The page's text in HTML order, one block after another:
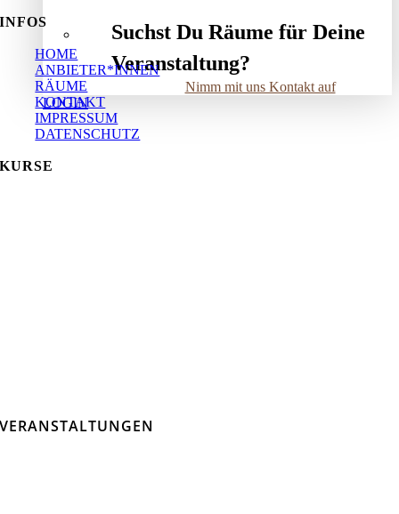
Suchst Du Räume für Deine
Veranstaltung?
Nimm mit uns Kontakt auf
LOGIN
INFOS
HOME
ANBIETER*INNEN
RÄUME
KONTAKT
IMPRESSUM
DATENSCHUTZ
KURSE
VERANSTALTUNGEN